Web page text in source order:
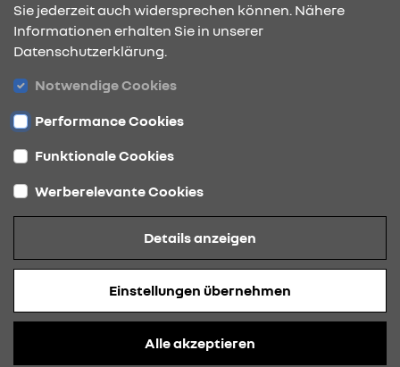
ÖFFNUNGSZEITEN
Impressum
Sie jederzeit auch widersprechen können. Nähere
Informationen erhalten Sie in unserer
Datenschutzerklärung.
Notwendige Cookies
Performance Cookies
Funktionale Cookies
Werberelevante Cookies
Details anzeigen
Einstellungen übernehmen
Alle akzeptieren